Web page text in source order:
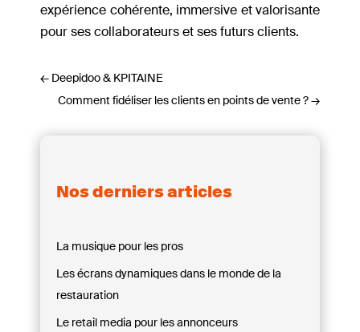
expérience cohérente, immersive et valorisante
pour ses collaborateurs et ses futurs clients.
← Deepidoo & KPITAINE
Comment fidéliser les clients en points de vente ?→
Nos derniers articles
La musique pour les pros
Les écrans dynamiques dans le monde de la
restauration
Le retail media pour les annonceurs